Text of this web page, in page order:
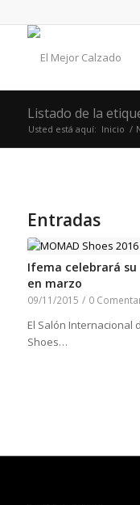
Listado de la
Usted está aquí: Inicio /
Entradas
Ifema celebrará
en marzo
09/11/2015 / 0
El Salón Internacional
Shoes…